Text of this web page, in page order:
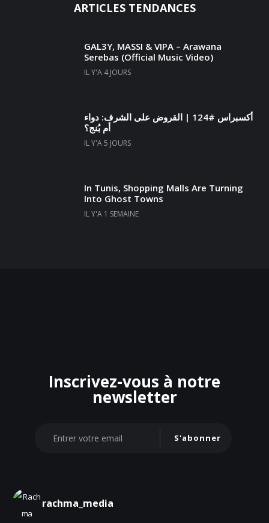
ARTICLES TENDANCES
GAL3Y, MASSI & VIPA – Arawana
Serebas (Official Music Video)
IL Y'A 4 JOURS
أكسبراس #124 | القروض على الشرف: دواء
أم بُنج؟
IL Y'A 5 JOURS
In Tunis, Shopping Malls Are Turning
Into Ghost Towns
IL Y'A 1 SEMAINE
Inscrivez-vous à notre
newsletter
S'abonner
rachma_media